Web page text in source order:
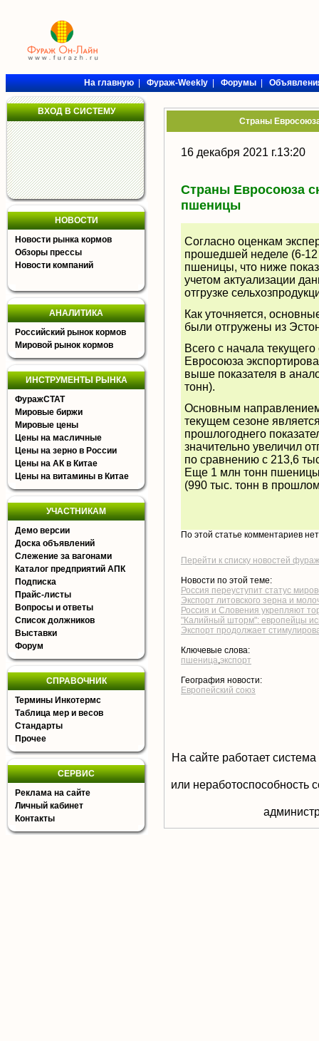
На главную|Фураж-Weekly|Форумы|
ВХОД В СИСТЕМУ
НОВОСТИ
Новости рынка кормов
Обзоры прессы
Новости компаний
АНАЛИТИКА
Российский рынок кормов
Мировой рынок кормов
ИНСТРУМЕНТЫ РЫНКА
ФуражСТАТ
Мировые биржи
Мировые цены
Цены на масличные
Цены на зерно в России
Цены на АК в Китае
Цены на витамины в Китае
УЧАСТНИКАМ
Демо версии
Доска объявлений
Слежение за вагонами
Каталог предприятий АПК
Подписка
Прайс-листы
Вопросы и ответы
Список должников
Выставки
Форум
СПРАВОЧНИК
Термины Инкотермс
Таблица мер и весов
Стандарты
Прочее
СЕРВИС
Реклама на сайте
Личный кабинет
Контакты
Страны
16 декабря 2021 г.13:20
Страны Евросоюза
пшеницы
Согласно оценкам
прошедшей неделе (6-12
пшеницы, что ниже
учетом актуализации
отгрузке
Как уточняется,
были отгружены из
Всего с начала
Евросоюза
выше показателя в
тонн).
Основным
текущем сезоне
прошлогоднего
значительно увеличил
по сравнению с 213,6
Еще 1 млн тонн
(990 тыс. тонн в
По этой статье комментариев
Перейти к списку новостей
Новости по этой теме:
Россия переуступит статус
Экспорт литовского зерна и
Россия и Словения укрепляют
"Калийный шторм": европейцы
Экспорт продолжает
Ключевые слова:
пшеница,экспорт
География новости:
Европейский союз
На сайте работает
или неработоспособность